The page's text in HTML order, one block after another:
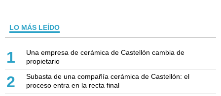
LO MÁS LEÍDO
1
Una empresa de cerámica de Castellón cambia de
propietario
2
Subasta de una compañía cerámica de Castellón: el
proceso entra en la recta final